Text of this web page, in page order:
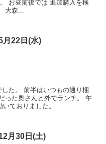
お昼前後では 追加購入を検
大森...
月22日(水)
た。 前半はいつもの通り梱
った奥さんと外でランチ。 午
いておりました。 ...
月30日(土)